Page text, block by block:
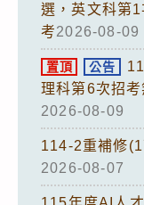
選，英文科第
考2026-08-09
置頂 公告
理科第6次招
2026-08-09
114-2重補修
2026-08-07